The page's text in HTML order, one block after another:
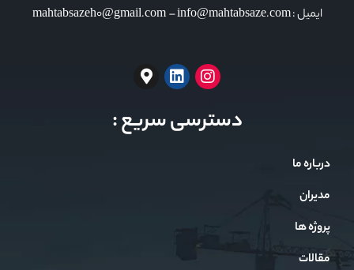
ایمیل : mahtabsazeh0@gmail.com – info@mahtabsaze.com
دسترسی سریع :
درباره ما
مدیران
پروژه ها
مقالات